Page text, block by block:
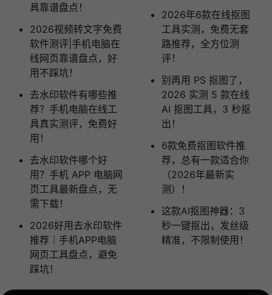
具靠谱盘点！
2026视频转文字免费
软件测评|手机电脑在
线网页靠谱盘点，好
用不踩坑！
去水印软件有哪些推
荐？手机电脑在线工
具真实测评，免费好
用！
去水印软件哪个好
用？手机 APP 电脑网
页工具最新盘点，无
需下载！
2026好用去水印软件
推荐｜手机APP电脑
网页工具盘点，避免
踩坑！
2026年6款在线抠图
工具实测，免费无套
路推荐，全方位测
评！
别再用 PS 抠图了，
2026 实测 5 款在线
AI 抠图工具，3 秒抠
出！
6款免费抠图软件推
荐，总有一款适合你
（2026年最新实
测）！
这款AI抠图神器：3
秒一键抠出，发丝级
精准，不限制使用！